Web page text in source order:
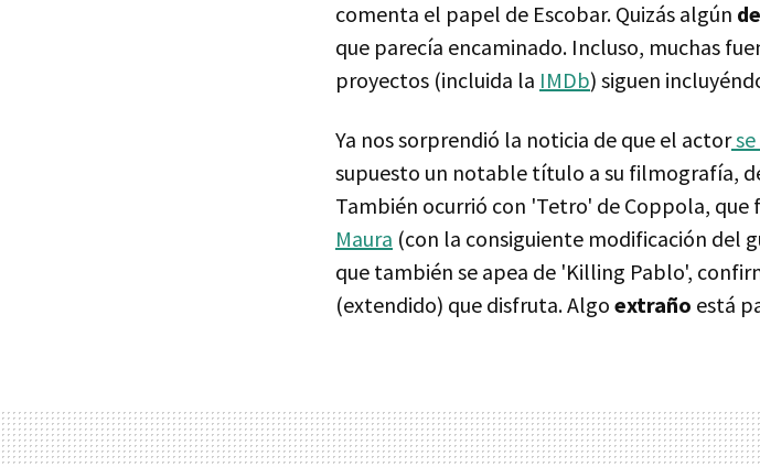
comenta el papel de Escobar. Quizás algún
que parecía encaminado. Incluso, muchas
proyectos (incluida la IMDb) siguen
Ya nos sorprendió la noticia de que el actorse
supuesto un notable título a su filmografía,
También ocurrió con 'Tetro' de Coppola, que
Maura (con la consiguiente modificación del
que también se apea de 'Killing Pablo',
(extendido) que disfruta. Algo extraño está